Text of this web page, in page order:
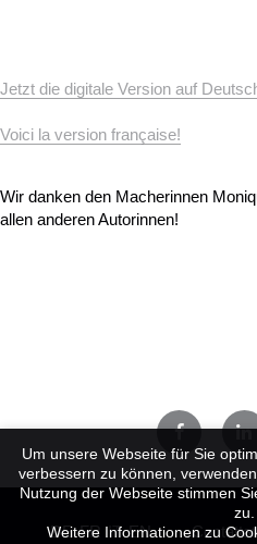
Jetzt die digitale Version auf
Voici la version française!
Wir danken den Macherinnen
allen anderen Autorinnen!
DE FR IT EN
Um unsere Webseite für Sie
verbessern zu können,
Nutzung der Webseite stimmen
zu.
Weitere Informationen zu